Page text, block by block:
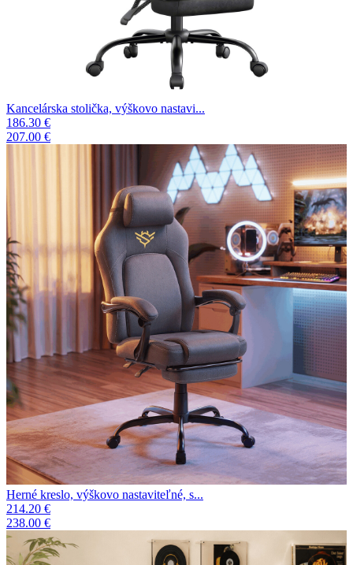
Kancelárska stolička, výškovo nastavi...
186.30 €
207.00 €
Herné kreslo, výškovo nastaviteľné, s...
214.20 €
238.00 €